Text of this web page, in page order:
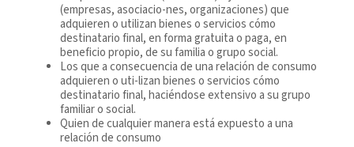
(empresas, asociacio-nes, organizaciones) que
adquieren o utilizan bienes o servicios cómo
destinatario final, en forma gratuita o paga, en
beneficio propio, de su familia o grupo social.
Los que a consecuencia de una relación de consumo
adquieren o uti-lizan bienes o servicios cómo
destinatario final, haciéndose extensivo a su grupo
familiar o social.
Quien de cualquier manera está expuesto a una
relación de consumo